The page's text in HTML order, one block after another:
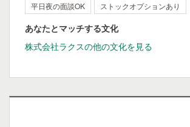
平日夜の面談OK ストックオプションあり
あなたとマッチする文化
株式会社ラクスの他の文化を見る